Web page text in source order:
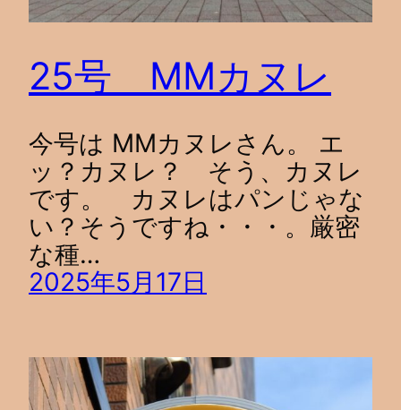
25号 MMカヌレ
今号は MMカヌレさん。 エ
ッ？カヌレ？ そう、カヌレ
です。 カヌレはパンじゃな
い？そうですね・・・。厳密
な種…
2025年5月17日